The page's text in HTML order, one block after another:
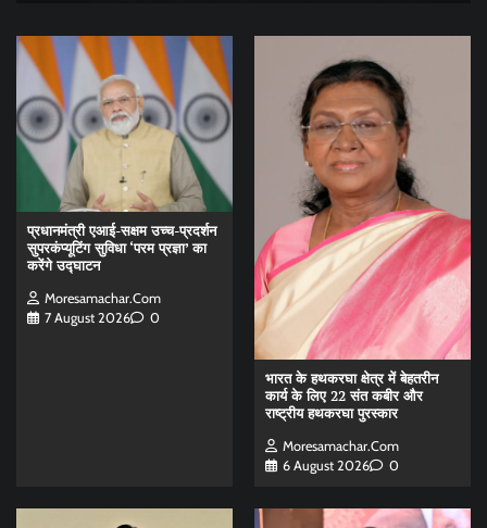
प्रधानमंत्री एआई-सक्षम उच्च-प्रदर्शन
सुपरकंप्यूटिंग सुविधा ‘परम प्रज्ञा’ का
करेंगे उद्घाटन
Moresamachar.com
7 August 2026
0
भारत के हथकरघा क्षेत्र में बेहतरीन
कार्य के लिए 22 संत कबीर और
राष्ट्रीय हथकरघा पुरस्कार
Moresamachar.com
6 August 2026
0